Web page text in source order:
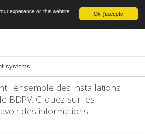
English Ok, j'accepte
experience on this website
systems
l'ensemble des installations
BDPV. Cliquez sur les
des informations